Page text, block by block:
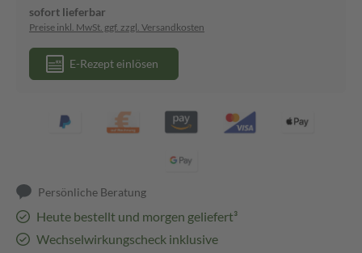
sofort lieferbar
Preise inkl. MwSt. ggf. zzgl. Versandkosten
E-Rezept einlösen
Persönliche Beratung
Heute bestellt und morgen geliefert³
Wechselwirkungscheck inklusive